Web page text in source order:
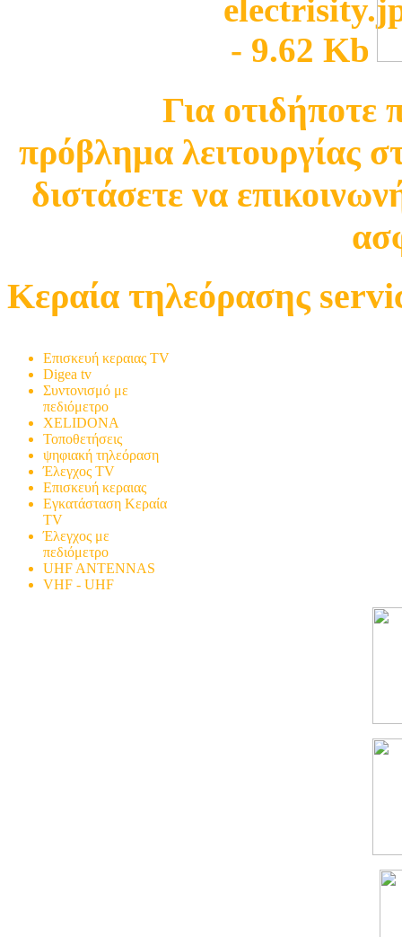
Για οτιδήποτε
πρόβλημα λειτουργίας
διστάσετε να
Κεραία τηλεόρασης
Επισκευή κεραιας TV
Digea tv
Συντονισμό με
πεδιόμετρο
XELIDONA
Τοποθετήσεις
ψηφιακή τηλεόραση
Έλεγχος TV
Επισκευή κεραιας
Εγκατάσταση Κεραία
TV
Έλεγχος με
πεδιόμετρο
UHF ANTENNAS
VHF - UHF